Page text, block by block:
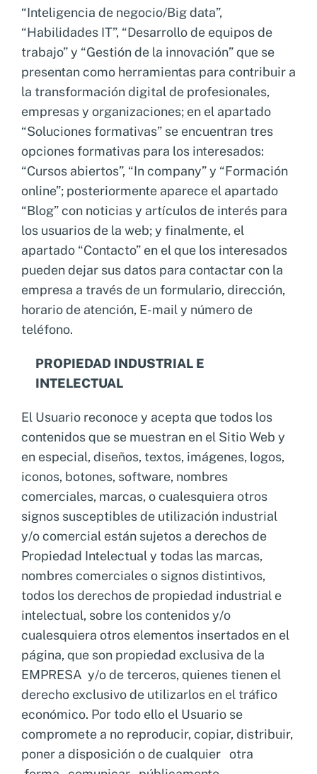
“Inteligencia de negocio/Big data”,
“Habilidades IT”, “Desarrollo de equipos de
trabajo” y “Gestión de la innovación” que se
presentan como herramientas para contribuir a
la transformación digital de profesionales,
empresas y organizaciones; en el apartado
“Soluciones formativas” se encuentran tres
opciones formativas para los interesados:
“Cursos abiertos”, “In company” y “Formación
online”; posteriormente aparece el apartado
“Blog” con noticias y artículos de interés para
los usuarios de la web; y finalmente, el
apartado “Contacto” en el que los interesados
pueden dejar sus datos para contactar con la
empresa a través de un formulario, dirección,
horario de atención, E-mail y número de
teléfono.
PROPIEDAD INDUSTRIAL E
INTELECTUAL
El Usuario reconoce y acepta que todos los
contenidos que se muestran en el Sitio Web y
en especial, diseños, textos, imágenes, logos,
iconos, botones, software, nombres
comerciales, marcas, o cualesquiera otros
signos susceptibles de utilización industrial
y/o comercial están sujetos a derechos de
Propiedad Intelectual y todas las marcas,
nombres comerciales o signos distintivos,
todos los derechos de propiedad industrial e
intelectual, sobre los contenidos y/o
cualesquiera otros elementos insertados en el
página, que son propiedad exclusiva de la
EMPRESA y/o de terceros, quienes tienen el
derecho exclusivo de utilizarlos en el tráfico
económico. Por todo ello el Usuario se
compromete a no reproducir, copiar, distribuir,
poner a disposición o de cualquier otra